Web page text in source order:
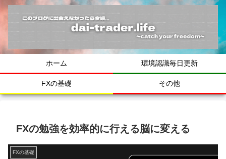
ホーム 環境認識毎日更新
FXの基礎 その他
FXの勉強を効率的に行える脳に変える
FXの基礎